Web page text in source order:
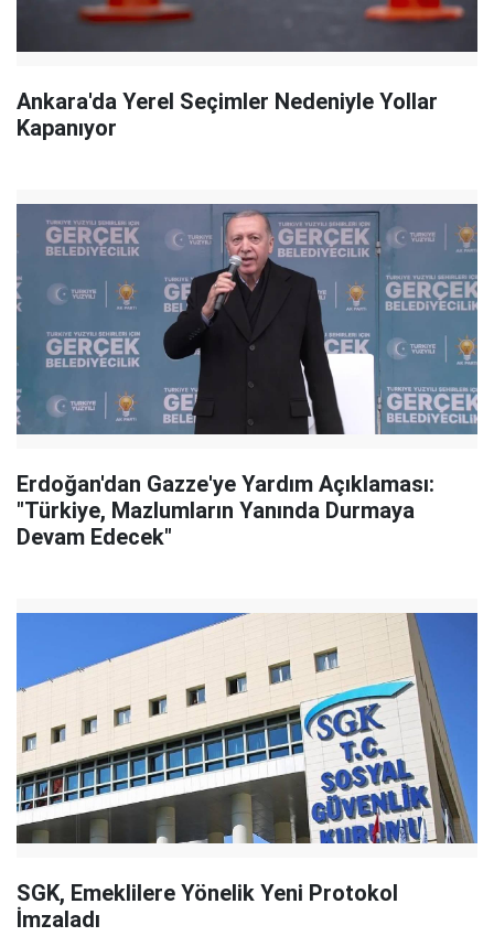
Ankara'da Yerel Seçimler Nedeniyle Yollar
Kapanıyor
Erdoğan'dan Gazze'ye Yardım Açıklaması:
"Türkiye, Mazlumların Yanında Durmaya
Devam Edecek"
SGK, Emeklilere Yönelik Yeni Protokol
İmzaladı